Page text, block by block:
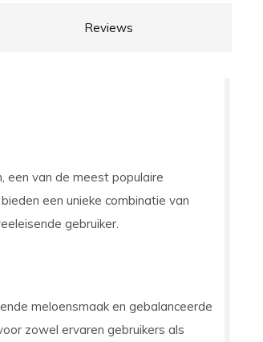
Reviews
een van de meest populaire
een unieke combinatie van
gebruiker.
meloensmaak en gebalanceerde
zowel ervaren gebruikers als